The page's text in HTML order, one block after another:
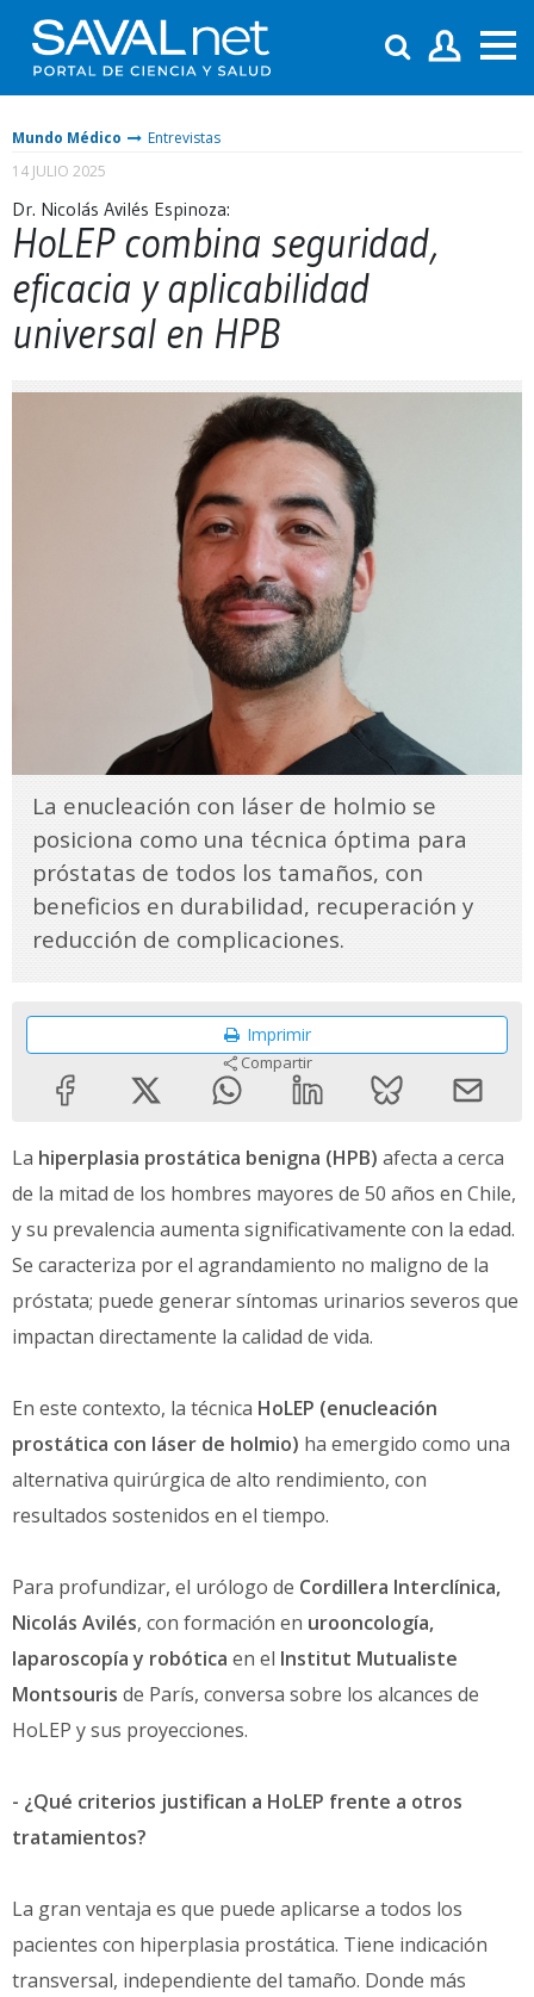
Mundo Médico
Entrevistas
14 JULIO 2025
Dr. Nicolás Avilés Espinoza:
HoLEP combina seguridad,
eficacia y aplicabilidad
universal en HPB
La enucleación con láser de holmio se
posiciona como una técnica óptima para
próstatas de todos los tamaños, con
beneficios en durabilidad, recuperación y
reducción de complicaciones.
Imprimir
Compartir
La hiperplasia prostática benigna (HPB) afecta a cerca
de la mitad de los hombres mayores de 50 años en Chile,
y su prevalencia aumenta significativamente con la edad.
Se caracteriza por el agrandamiento no maligno de la
próstata; puede generar síntomas urinarios severos que
impactan directamente la calidad de vida.
En este contexto, la técnica HoLEP (enucleación
prostática con láser de holmio) ha emergido como una
alternativa quirúrgica de alto rendimiento, con
resultados sostenidos en el tiempo.
Para profundizar, el urólogo de Cordillera Interclínica,
Nicolás Avilés, con formación en urooncología,
laparoscopía y robótica en el Institut Mutualiste
Montsouris de París, conversa sobre los alcances de
HoLEP y sus proyecciones.
- ¿Qué criterios justifican a HoLEP frente a otros
tratamientos?
La gran ventaja es que puede aplicarse a todos los
pacientes con hiperplasia prostática. Tiene indicación
transversal, independiente del tamaño. Donde más